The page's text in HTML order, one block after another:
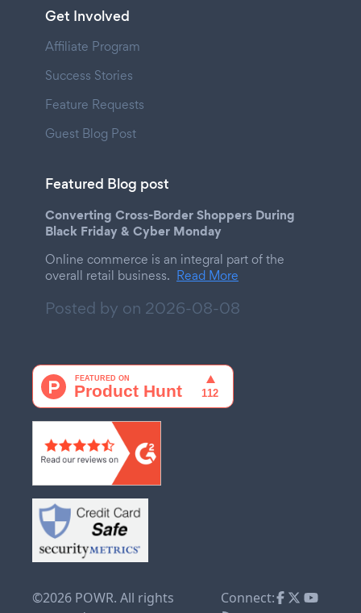
Get Involved
Affiliate Program
Success Stories
Feature Requests
Guest Blog Post
Featured Blog post
Converting Cross-Border Shoppers During
Black Friday & Cyber Monday
Online commerce is an integral part of the
overall retail business. Read More
Posted by on 2026-08-08
©2026 POWR. All rights
Connect: